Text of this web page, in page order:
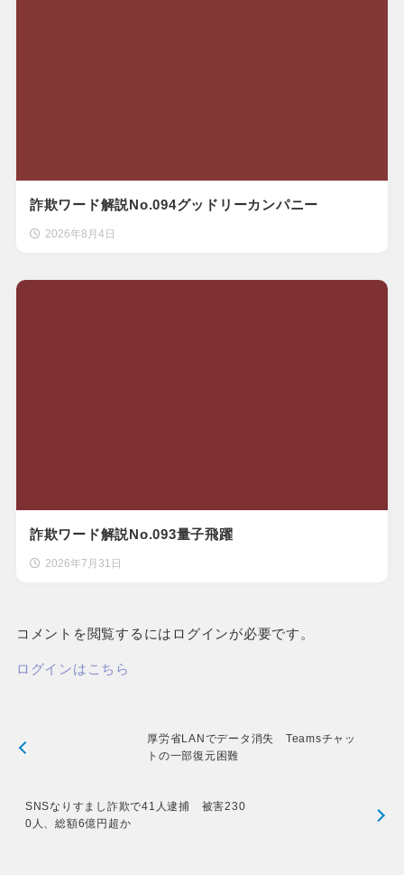
詐欺ワード解説No.094グッドリーカンパニー
2026年8月4日
詐欺ワード解説No.093量子飛躍
2026年7月31日
コメントを閲覧するにはログインが必要です。
ログインはこちら
厚労省LANでデータ消失 Teamsチャッ
トの一部復元困難
SNSなりすまし詐欺で41人逮捕 被害230
0人、総額6億円超か